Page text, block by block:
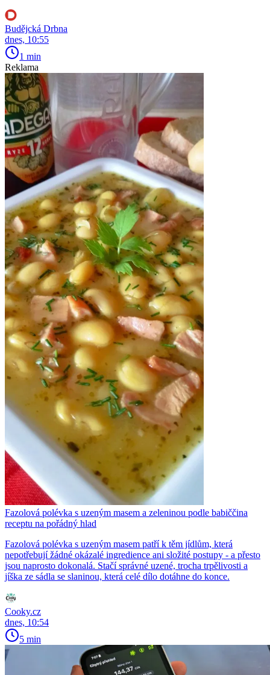
Budějcká Drbna
dnes, 10:55
1 min
Reklama
Fazolová polévka s uzeným masem a zeleninou podle babiččina
receptu na pořádný hlad
Fazolová polévka s uzeným masem patří k těm jídlům, která
nepotřebují žádné okázalé ingredience ani složité postupy - a přesto
jsou naprosto dokonalá. Stačí správné uzené, trocha trpělivosti a
jíška ze sádla se slaninou, která celé dílo dotáhne do konce.
Cooky.cz
dnes, 10:54
5 min